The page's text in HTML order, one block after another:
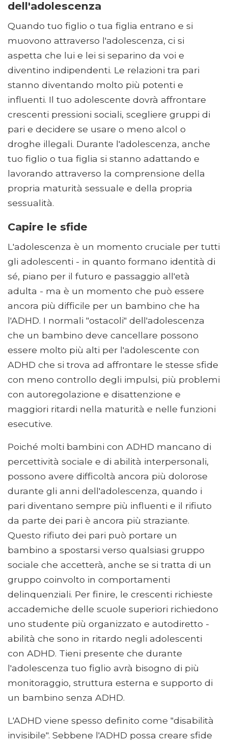
dell'adolescenza
Quando tuo figlio o tua figlia entrano e si
muovono attraverso l'adolescenza, ci si
aspetta che lui e lei si separino da voi e
diventino indipendenti. Le relazioni tra pari
stanno diventando molto più potenti e
influenti. Il tuo adolescente dovrà affrontare
crescenti pressioni sociali, scegliere gruppi di
pari e decidere se usare o meno alcol o
droghe illegali. Durante l'adolescenza, anche
tuo figlio o tua figlia si stanno adattando e
lavorando attraverso la comprensione della
propria maturità sessuale e della propria
sessualità.
Capire le sfide
L'adolescenza è un momento cruciale per tutti
gli adolescenti - in quanto formano identità di
sé, piano per il futuro e passaggio all'età
adulta - ma è un momento che può essere
ancora più difficile per un bambino che ha
l'ADHD. I normali "ostacoli" dell'adolescenza
che un bambino deve cancellare possono
essere molto più alti per l'adolescente con
ADHD che si trova ad affrontare le stesse sfide
con meno controllo degli impulsi, più problemi
con autoregolazione e disattenzione e
maggiori ritardi nella maturità e nelle funzioni
esecutive.
Poiché molti bambini con ADHD mancano di
percettività sociale e di abilità interpersonali,
possono avere difficoltà ancora più dolorose
durante gli anni dell'adolescenza, quando i
pari diventano sempre più influenti e il rifiuto
da parte dei pari è ancora più straziante.
Questo rifiuto dei pari può portare un
bambino a spostarsi verso qualsiasi gruppo
sociale che accetterà, anche se si tratta di un
gruppo coinvolto in comportamenti
delinquenziali. Per finire, le crescenti richieste
accademiche delle scuole superiori richiedono
uno studente più organizzato e autodiretto -
abilità che sono in ritardo negli adolescenti
con ADHD. Tieni presente che durante
l'adolescenza tuo figlio avrà bisogno di più
monitoraggio, struttura esterna e supporto di
un bambino senza ADHD.
L'ADHD viene spesso definito come "disabilità
invisibile". Sebbene l'ADHD possa creare sfide